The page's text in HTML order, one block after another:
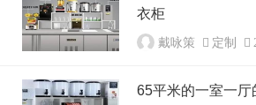
衣柜
戴咏策 定制
65平米的一室一